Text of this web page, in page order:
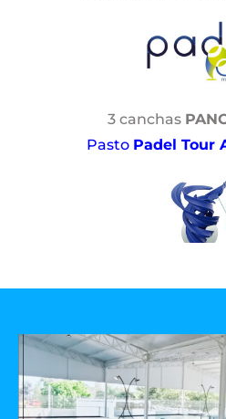
3 canchas
Pasto Padel Tour